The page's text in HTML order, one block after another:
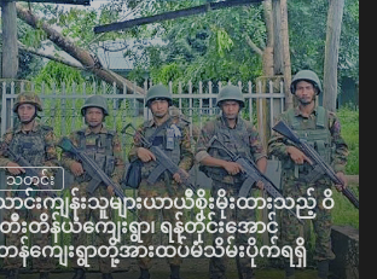
သတင်း
င်းကျန်းသူများယာယီစိုးမိုးထားသည့် ဝိ
းတိန်ယံကျေးရွာ၊ ရန်တိုင်းအောင်
ဘန်ကျေးရွာတို့အားထပ်မံသိမ်းပိုက်ရရှိ